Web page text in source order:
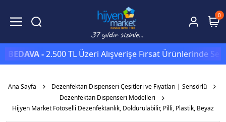
0
-2.500 TL Üzeri Alışverişe Fırsat Ürünlerinde Sepette
Ana Sayfa
Dezenfektan Dispenseri Çeşitleri ve Fiyatları | Sensörlü
Dezenfektan Dispenseri Modelleri
Hijyen Market Fotoselli Dezenfektanlık, Doldurulabilir, Pilli, Plastik, Beyaz